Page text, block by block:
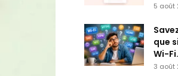
5 août
que
Wi-
3 août